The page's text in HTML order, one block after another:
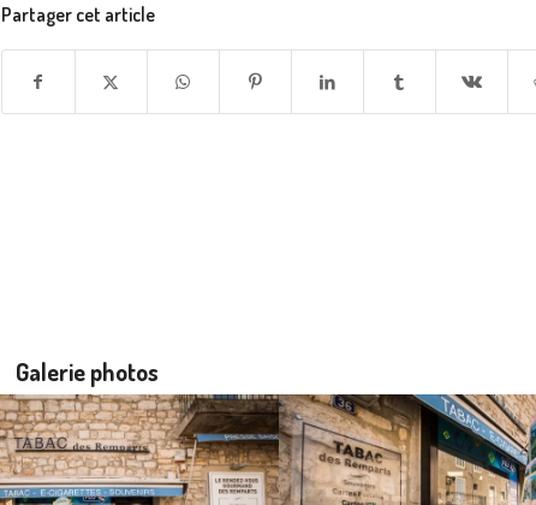
Partager cet article
Galerie photos